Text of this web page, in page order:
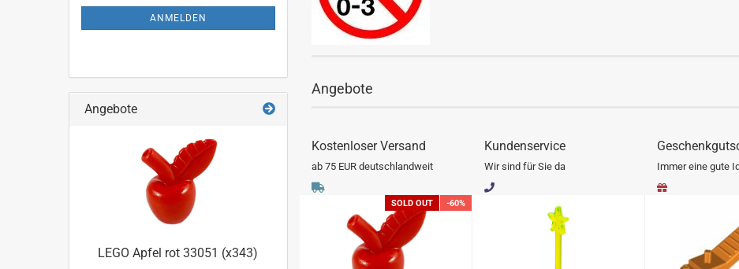
Angebote
Kostenloser Versand
ab 75 EUR deutschlandweit
Kundenservice
Wir sind für Sie da Immer eine gute
SOLD OUT -60%
ANMELDEN
Angebote
LEGO Apfel rot 33051 (x343)